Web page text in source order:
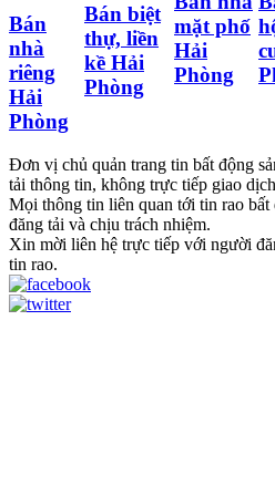
Bán
nhà
riêng
Hải
Phòng
Bán biệt
thự, liền
kề Hải
Phòng
mặt phố
Hải
Phòng
Đơn vị chủ quản trang tin bất động
tải thông tin, không trực tiếp giao
Mọi thông tin liên quan tới tin rao bất
đăng tải và chịu trách nhiệm.
Xin mời liên hệ trực tiếp với người
tin rao.